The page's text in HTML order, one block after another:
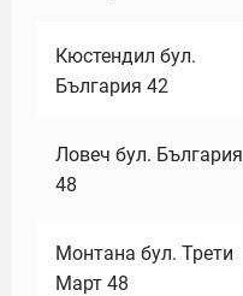
Кюстендил бул.
България 42
Ловеч бул. България
48
Монтана бул. Трети
Март 48